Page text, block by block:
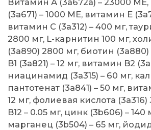
(3a671) – 1000 МЕ, витамин Е
витамин С (3a312) – 400 мг,
2800 мг, L-карнитин 100 мг,
(3a890) 2800 мг, биотин
B1 (3a821) – 12 мг, витамин B2
ниацинамид (3a315) – 60 мг,
пантотенат (3a841) – 50 мг,
12 мг, фолиевая кислота
B12 – 0.05 мг, цинк (3b606) – 140
марганец (3b504) – 65 мг,